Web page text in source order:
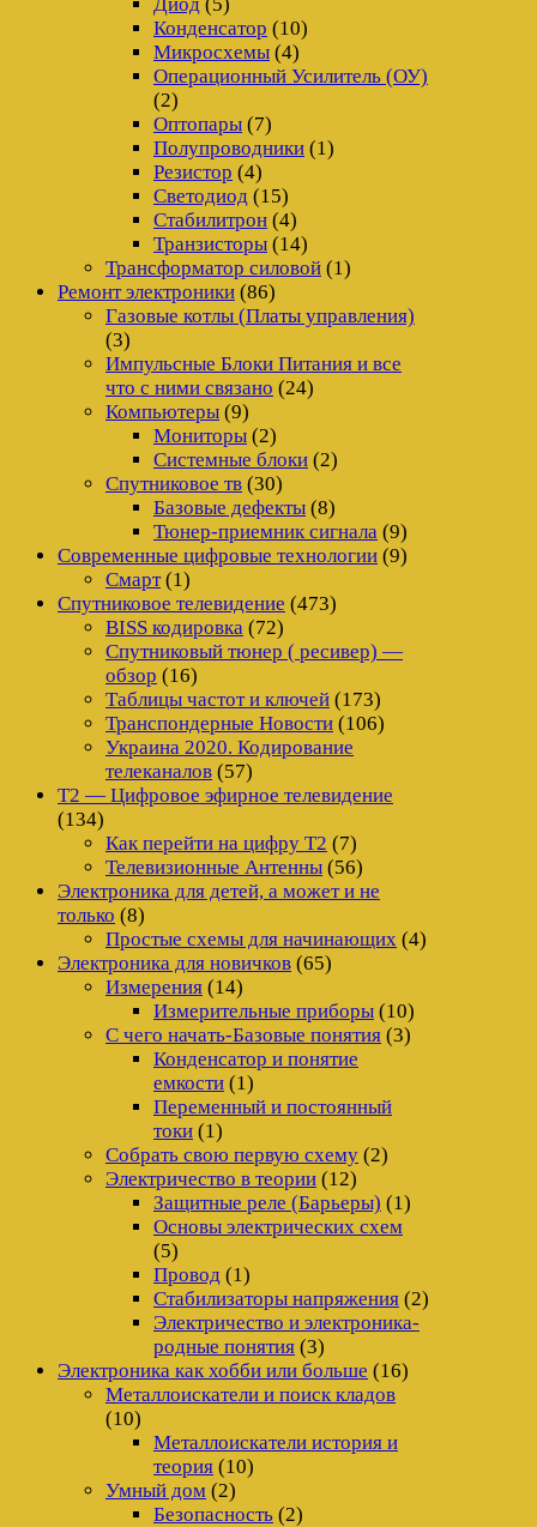
Конденсатор (10)
Микросхемы (4)
Операционный Усилитель (ОУ)
(2)
Оптопары (7)
Полупроводники (1)
Резистор (4)
Светодиод (15)
Стабилитрон (4)
Транзисторы (14)
Трансформатор силовой (1)
Ремонт электроники (86)
Газовые котлы (Платы управления)
(3)
Импульсные Блоки Питания и все
что с ними связано (24)
Компьютеры (9)
Мониторы (2)
Системные блоки (2)
Спутниковое тв (30)
Базовые дефекты (8)
Тюнер-приемник сигнала (9)
Современные цифровые технологии (9)
Смарт(1)
Спутниковое телевидение (473)
BISS кодировка (72)
Спутниковый тюнер ( ресивер) —
обзор (16)
Таблицы частот и ключей (173)
Транспондерные Новости (106)
Украина 2020. Кодирование
телеканалов (57)
Т2 — Цифровое эфирное телевидение
(134)
Как перейти на цифру Т2 (7)
Телевизионные Антенны (56)
Электроника для детей, а может и не
только (8)
Простые схемы для начинающих (4)
Электроника для новичков (65)
Измерения (14)
Измерительные приборы (10)
С чего начать-Базовые понятия (3)
Конденсатор и понятие
емкости (1)
Переменный и постоянный
токи (1)
Собрать свою первую схему (2)
Электричество в теории (12)
Защитные реле (Барьеры) (1)
Основы электрических схем
(5)
Провод (1)
Стабилизаторы напряжения (2)
Электричество и электроника-
родные понятия (3)
Электроника как хобби или больше (16)
Металлоискатели и поиск кладов
(10)
Металлоискатели история и
теория (10)
Умный дом (2)
Безопасность (2)